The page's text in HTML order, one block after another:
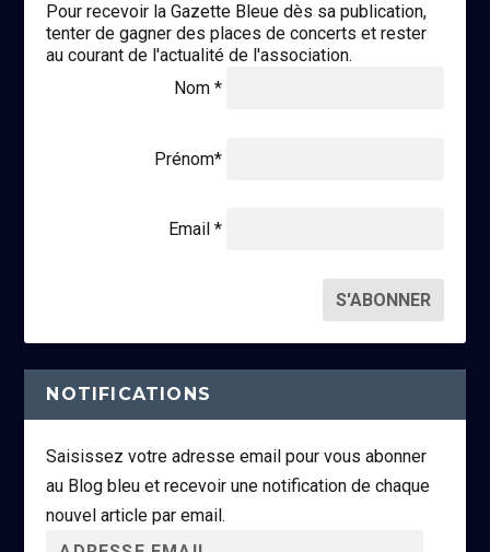
Pour recevoir la Gazette Bleue dès sa publication,
tenter de gagner des places de concerts et rester
au courant de l'actualité de l'association.
Nom *
Prénom*
Email *
NOTIFICATIONS
Saisissez votre adresse email pour vous abonner
au Blog bleu et recevoir une notification de chaque
nouvel article par email.